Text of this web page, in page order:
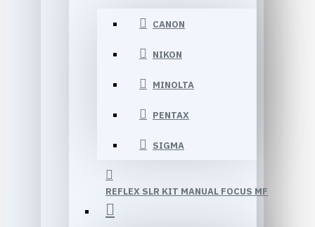
CANON
NIKON
MINOLTA
PENTAX
SIGMA
REFLEX SLR KIT MANUAL FOCUS MF